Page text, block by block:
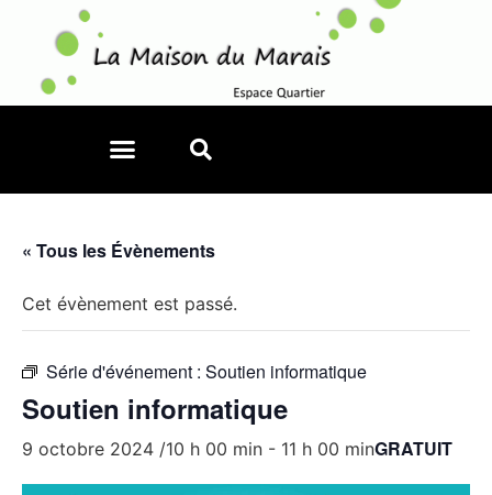
« Tous les Évènements
Cet évènement est passé.
Série d'événement : Soutien informatique
Soutien informatique
9 octobre 2024 /10 h 00 min - 11 h 00 minGRATUIT